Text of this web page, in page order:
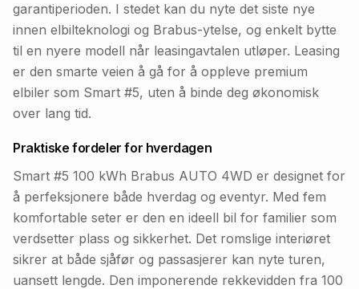
garantiperioden. I stedet kan du nyte det siste nye
innen elbilteknologi og Brabus-ytelse, og enkelt bytte
til en nyere modell når leasingavtalen utløper. Leasing
er den smarte veien å gå for å oppleve premium
elbiler som Smart #5, uten å binde deg økonomisk
over lang tid.
Praktiske fordeler for hverdagen
Smart #5 100 kWh Brabus AUTO 4WD er designet for
å perfeksjonere både hverdag og eventyr. Med fem
komfortable seter er den en ideell bil for familier som
verdsetter plass og sikkerhet. Det romslige interiøret
sikrer at både sjåfør og passasjerer kan nyte turen,
uansett lengde. Den imponerende rekkevidden fra 100